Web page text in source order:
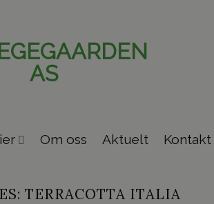
Om oss Aktuelt Kontakt
TERRACOTTA ITALIA